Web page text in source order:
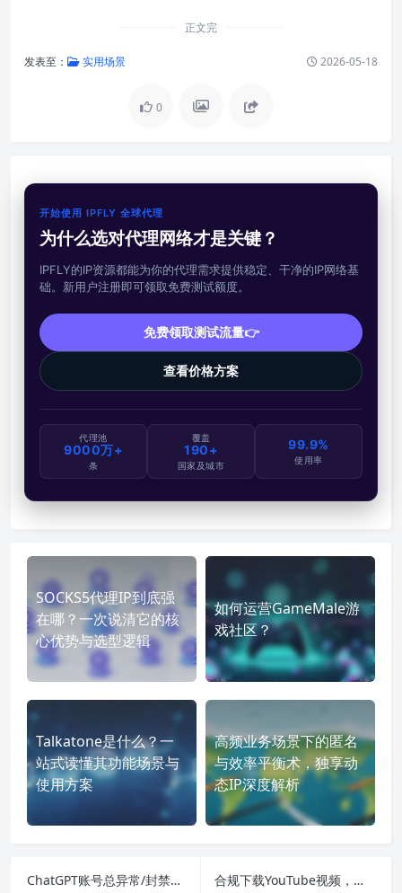
正文完
发表至： 实用场景 2026-05-18
0
开始使用 IPFLY 全球代理
为什么选对代理网络才是关键？
IPFLY的IP资源都能为你的代理需求提供稳定、干净的IP网络基
础。新用户注册即可领取免费测试额度。
免费领取测试流量👉
查看价格方案
代理池
9000万+
条
覆盖
190+
国家及城市
99.9%
使用率
SOCKS5代理IP到底强
在哪？一次说清它的核
心优势与选型逻辑
如何运营GameMale游
戏社区？
Talkatone是什么？一
站式读懂其功能场景与
使用方案
高频业务场景下的匿名
与效率平衡术，独享动
态IP深度解析
ChatGPT账号总异常/封禁？先搞定合规网络环境 合规下载YouTube视频，解决版权底线、网络优化与代理IP选型